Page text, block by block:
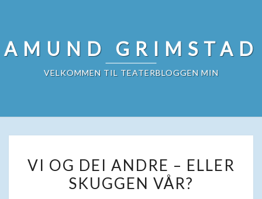
content
AMUND GRIMSTAD
VELKOMMEN TIL TEATERBLOGGEN MIN
OG
DEI
VI OG DEI ANDRE – ELLER
SKUGGEN VÅR?